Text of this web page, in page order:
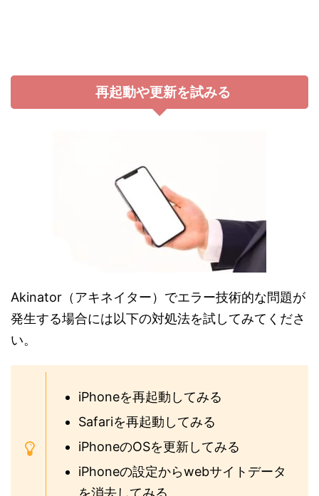
再起動や更新を試みる
Akinator（アキネイター）でエラー技術的な問題が
発生する場合には以下の対処法を試してみてくださ
い。
iPhoneを再起動してみる
Safariを再起動してみる
iPhoneのOSを更新してみる
iPhoneの設定からwebサイトデータ
を消去してみる